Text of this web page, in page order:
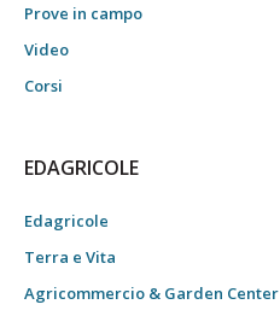
Prove in campo
Video
Corsi
EDAGRICOLE
Edagricole
Terra e Vita
Agricommercio & Garden Center